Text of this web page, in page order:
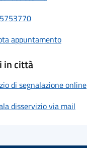
appuntamento
in città
di segnalazione online
disservizio via mail